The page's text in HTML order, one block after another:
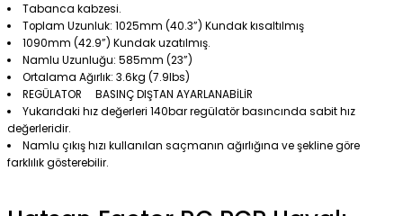
Tabanca kabzesi.
Toplam Uzunluk: 1025mm (40.3”) Kundak kısaltılmış
1090mm (42.9”) Kundak uzatılmış.
Namlu Uzunluğu: 585mm (23”)
Ortalama Ağırlık: 3.6kg (7.9lbs)
REGÜLATOR BASINÇ DIŞTAN AYARLANABİLİR
Yukarıdaki hız değerleri 140bar regülatör basıncında sabit hız
değerleridir.
Namlu çıkış hızı kullanılan saçmanın ağırlığına ve şekline göre
farklılık gösterebilir.